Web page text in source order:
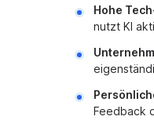
Hohe
nutzt KI
Feedback